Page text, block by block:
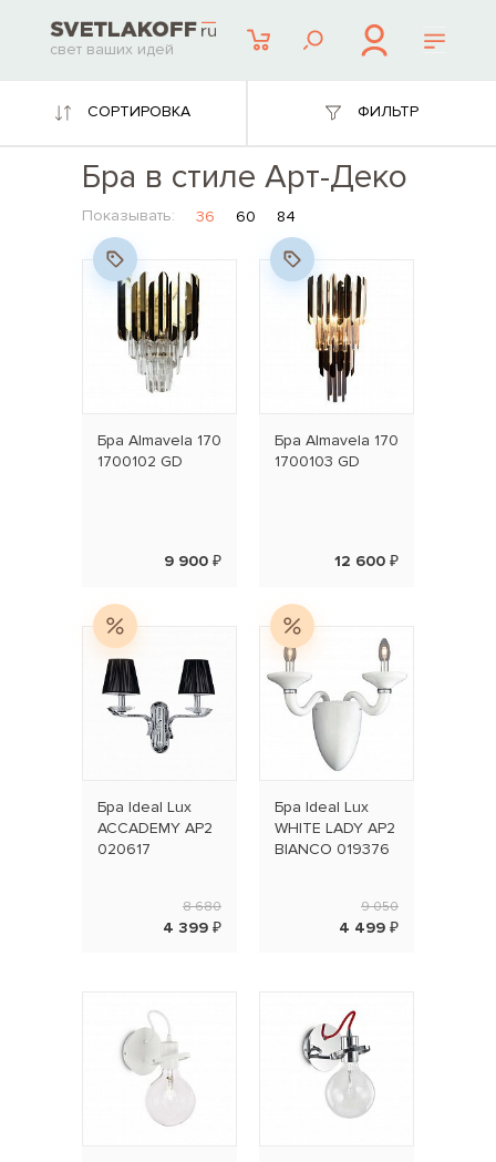
свет ваших идей
СОРТИРОВКА ФИЛЬТР
Бра в стиле Арт-Деко
Показывать: 36 60 84
Бра Almavela 170
1700102 GD
9 900 ₽
Бра Almavela 170
1700103 GD
12 600 ₽
Бра Ideal Lux
ACCADEMY AP2
020617
8 680
4 399 ₽
Бра Ideal Lux
WHITE LADY AP2
BIANCO 019376
9 050
4 499 ₽